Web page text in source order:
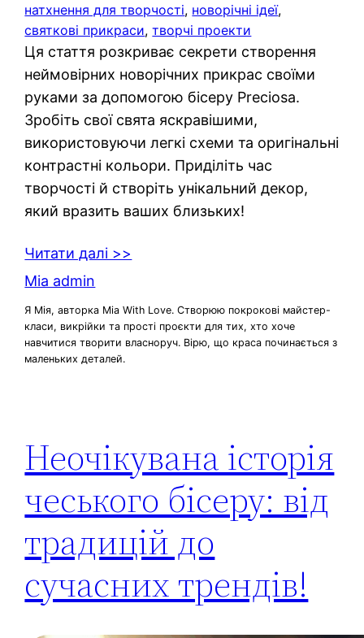
натхнення для творчості, новорічні ідеї
святкові прикраси, творчі проекти
Ця стаття розкриває секрети створення
неймовірних новорічних прикрас своїми
руками за допомогою бісеру Preciosa.
Зробіть свої свята яскравішими,
використовуючи легкі схеми та оригінальні
контрастні кольори. Приділіть час
творчості й створіть унікальний декор,
який вразить ваших близьких!
Читати далі >>
Mia admin
Я Мія, авторка Mia With Love. Створюю покрокові майстер-
класи, викрійки та прості проєкти для тих, хто хоче
навчитися творити власноруч. Вірю, що краса починається з
маленьких деталей.
Неочікувана історія
чеського бісеру: від
традицій до
сучасних трендів!